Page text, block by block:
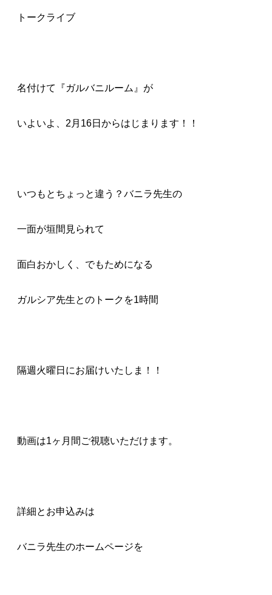
トークライブ
名付けて『ガルバニルーム』が
いよいよ、2月16日からはじまります！！
いつもとちょっと違う？バニラ先生の
一面が垣間見られて
面白おかしく、でもためになる
ガルシア先生とのトークを1時間
隔週火曜日にお届けいたしま！！
動画は1ヶ月間ご視聴いただけます。
詳細とお申込みは
バニラ先生のホームページを